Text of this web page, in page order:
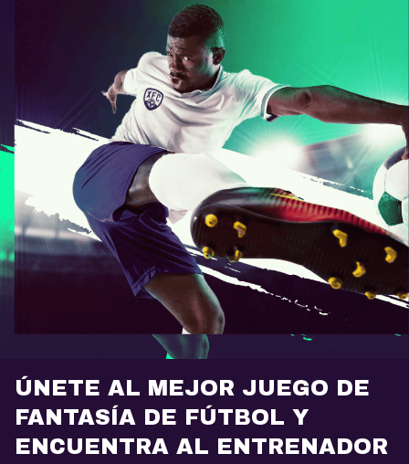
ÚNETE AL MEJOR JUEGO DE
FANTASÍA DE FÚTBOL Y
ENCUENTRA AL ENTRENADOR